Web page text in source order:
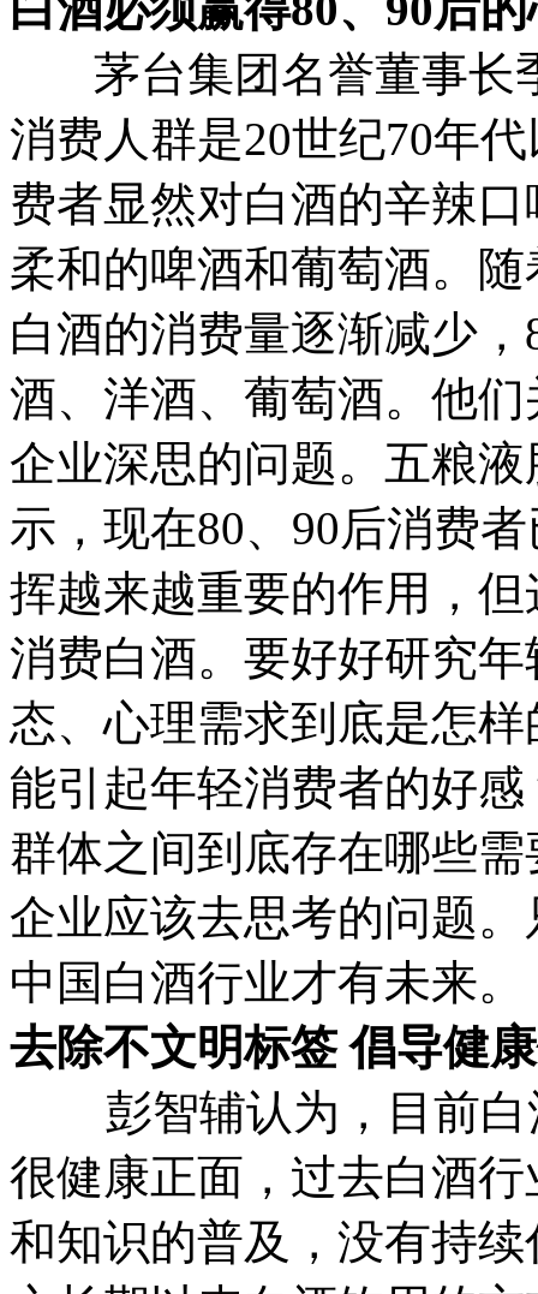
茅台集团名誉董事长
消费人群是20世纪70年
费者显然对白酒的辛辣
柔和的啤酒和葡萄酒。
白酒的消费量逐渐减少
酒、洋酒、葡萄酒。他
企业深思的问题。 五粮
示，现在80、90后消费
挥越来越重要的作用，
消费白酒。要好好研究
态、心理需求到底是怎
能引起年轻消费者的好
群体之间到底存在哪些
企业应该去思考的问题
中国白酒行业才有未来。
去除不文明标签 倡导健
彭智辅认为，目前白
很健康正面，过去白酒
和知识的普及，没有持